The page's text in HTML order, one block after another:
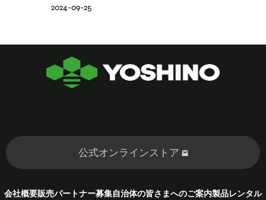
2024-09-25
公式オンラインストア
会社概要販売パートナー募集自治体の皆さまへのご案内製品レンタル